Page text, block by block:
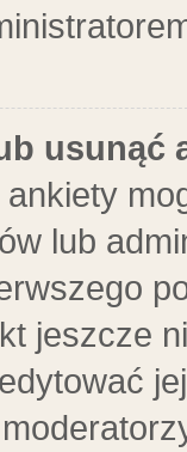
usunąć
lub
jeszcze